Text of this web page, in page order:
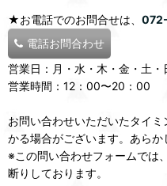
★お電話でのお問合せは、
電話お問合わせ
営業日：月・水・木・金・土
営業時間：12：00〜20：00
お問い合わせいただいたタイ
かる場合がございます。あらか
※この問い合わせフォームでは
断りしております。